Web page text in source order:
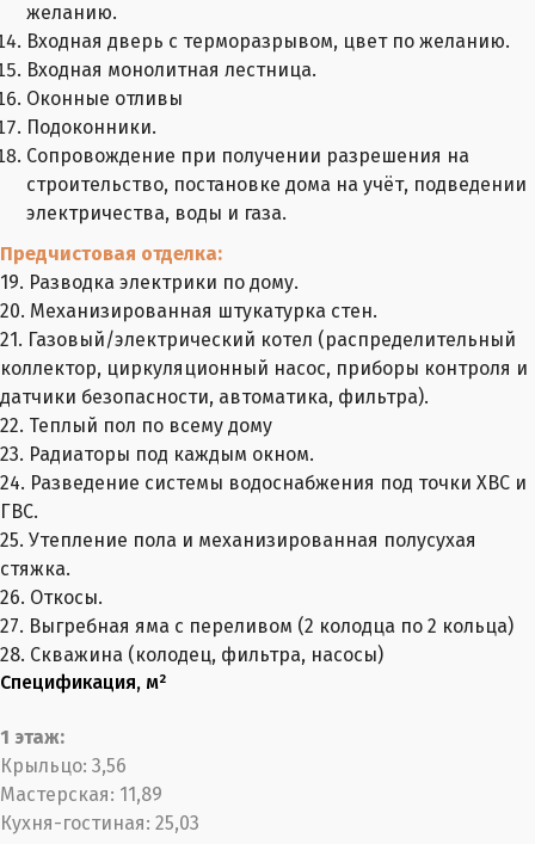
желанию.
Входная дверь с терморазрывом, цвет по желанию.
Входная монолитная лестница.
Оконные отливы
Подоконники.
Сопровождение при получении разрешения на
строительство, постановке дома на учёт, подведении
электричества, воды и газа.
Предчистовая отделка:
19. Разводка электрики по дому.
20. Механизированная штукатурка стен.
21. Газовый/электрический котел (распределительный
коллектор, циркуляционный насос, приборы контроля и
датчики безопасности, автоматика, фильтра).
22. Теплый пол по всему дому
23. Радиаторы под каждым окном.
24. Разведение системы водоснабжения под точки ХВС и
ГВС.
25. Утепление пола и механизированная полусухая
стяжка.
26. Откосы.
27. Выгребная яма с переливом (2 колодца по 2 кольца)
28. Скважина (колодец, фильтра, насосы)
Спецификация, м²
1 этаж:
Крыльцо: 3,56
Мастерская: 11,89
Кухня-гостиная: 25,03